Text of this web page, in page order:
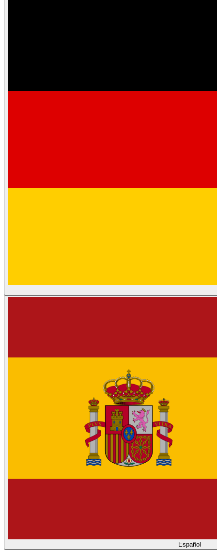
Español